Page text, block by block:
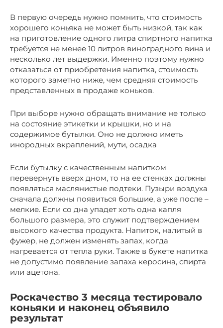
В первую очередь нужно помнить, что стоимость
хорошего коньяка не может быть низкой, так как
на приготовление одного литра спиртного напитка
требуется не менее 10 литров виноградного вина и
несколько лет выдержки. Именно поэтому нужно
отказаться от приобретения напитка, стоимость
которого заметно ниже, чем средняя стоимость
представленных в продаже коньков.
При выборе нужно обращать внимание не только
на состояние этикетки и крышки, но и на
содержимое бутылки. Оно не должно иметь
инородных вкраплений, мути, осадка
Если бутылку с качественным напитком
перевернуть вверх дном, то на ее стенках должны
появляться маслянистые подтеки. Пузыри воздуха
сначала должны появиться большие, а уже после –
мелкие. Если со дна упадет хоть одна капля
большого размера, это служит подтверждением
высокого качества продукта. Напиток, налитый в
фужер, не должен изменять запах, когда
нагревается от тепла руки. Также в букете напитка
не допустимо появление запаха керосина, спирта
или ацетона.
Роскачество 3 месяца тестировало
коньяки и наконец объявило
результат